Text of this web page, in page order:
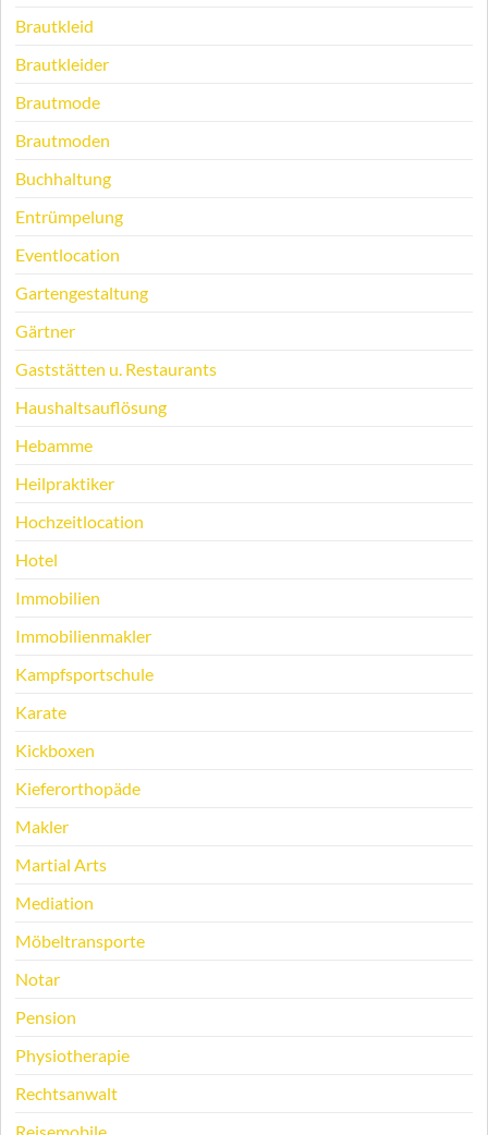
Brautkleid
Brautkleider
Brautmode
Brautmoden
Buchhaltung
Entrümpelung
Eventlocation
Gartengestaltung
Gärtner
Gaststätten u. Restaurants
Haushaltsauflösung
Hebamme
Heilpraktiker
Hochzeitlocation
Hotel
Immobilien
Immobilienmakler
Kampfsportschule
Karate
Kickboxen
Kieferorthopäde
Makler
Martial Arts
Mediation
Möbeltransporte
Notar
Pension
Physiotherapie
Rechtsanwalt